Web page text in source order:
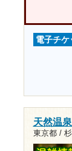
電子チケ
天然温
東京都 /